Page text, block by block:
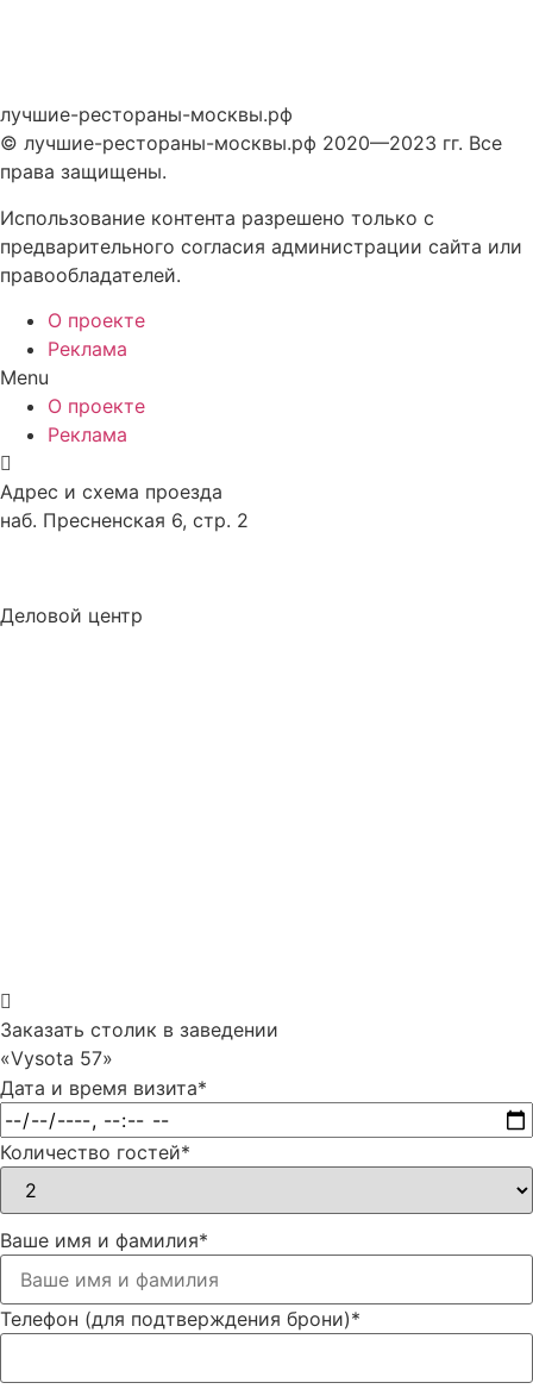
лучшие-рестораны-москвы.рф
© лучшие-рестораны-москвы.рф 2020—2023 гг. Все
права защищены.
Использование контента разрешено только с
предварительного согласия администрации сайта или
правообладателей.
О проекте
Реклама
Menu
О проекте
Реклама
Адрес и схема проезда
наб. Пресненская 6, стр. 2
Деловой центр
Заказать столик в заведении
«Vysota 57»
Дата и время визита*
Количество гостей*
Ваше имя и фамилия*
Телефон (для подтверждения брони)*